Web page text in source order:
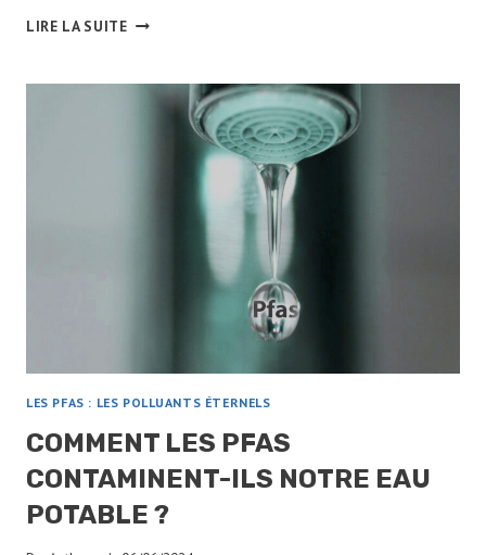
LIRE LA SUITEPFAS
SANG
COMMENT
LES PFAS : LES POLLUANTS ÉTERNELS
COMMENT LES PFAS
CONTAMINENT-ILS NOTRE EAU
POTABLE ?